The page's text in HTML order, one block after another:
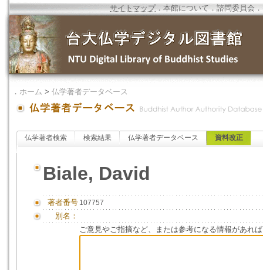
サイトマップ．本館について ．諮問委員会 ．
． ホーム > 仏学著者データベース
仏学著者検索 検索結果 仏学著者データベース 資料改正
Biale, David
著者番号 107757
別名：
ご意見やご指摘など、または参考になる情報があれ